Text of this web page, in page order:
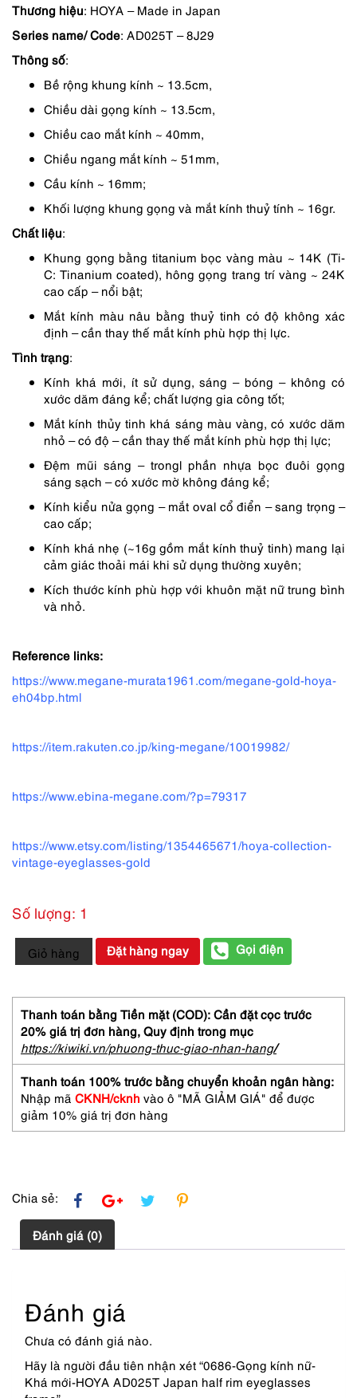
gốc
là:
hiện
tại
1,763,000 ₫.
Thương hiệu: HOYA – Made in Japan
Series name/ Code: AD025T – 8J29
Thông số:
Bề rộng khung kính ~ 13.5cm,
Chiều dài gọng kính ~ 13.5cm,
Chiều cao mắt kính ~ 40mm,
Chiều ngang mắt kính ~ 51mm,
Cầu kính ~ 16mm;
Khối lượng khung gọng và mắt kính thuỷ tính ~ 16gr.
Chất liệu:
Khung gọng bằng titanium bọc vàng màu ~ 14K (Ti-
C: Tinanium coated), hông gọng trang trí vàng ~ 24K
cao cấp – nổi bật;
Mắt kính màu nâu bằng thuỷ tinh có độ không xác
định – cần thay thế mắt kính phù hợp thị lực.
Tình trạng:
Kính khá mới, ít sử dụng, sáng – bóng – không có
xước dăm đáng kể; chất lượng gia công tốt;
Mắt kính thủy tinh khá sáng màu vàng, có xước dăm
nhỏ – có độ – cần thay thế mắt kính phù hợp thị lực;
Đệm mũi sáng – trongl phần nhựa bọc đuôi gọng
sáng sạch – có xước mờ không đáng kể;
Kính kiểu nửa gọng – mắt oval cổ điển – sang trọng –
cao cấp;
Kính khá nhẹ (~16g gồm mắt kính thuỷ tinh) mang lại
cảm giác thoải mái khi sử dụng thường xuyên;
Kích thước kính phù hợp với khuôn mặt nữ trung bình
và nhỏ.
Reference links:
https://www.megane-murata1961.com/megane-gold-hoya-
eh04bp.html
https://item.rakuten.co.jp/king-megane/10019982/
https://www.ebina-megane.com/?p=79317
https://www.etsy.com/listing/1354465671/hoya-collection-
vintage-eyeglasses-gold
Số lượng: 1
0686-
Gọng
nữ-
Khá
mới-
HOYA
AD025T
Japan
half
rim
eyeglasses
Giỏ hàng Đặt hàng ngay Gọi điện
Thanh toán bằng Tiền mặt (COD): Cần đặt cọc trước
20% giá trị đơn hàng, Quy định trong mục
https://kiwiki.vn/phuong-thuc-giao-nhan-hang/
Thanh toán 100% trước bằng chuyển khoản ngân hàng:
Nhập mã CKNH/cknh vào ô "MÃ GIẢM GIÁ" để được
giảm 10% giá trị đơn hàng
Chia sẻ:
Đánh giá (0)
Đánh giá
Chưa có đánh giá nào.
Hãy là người đầu tiên nhận xét “0686-Gọng kính nữ-
Khá mới-HOYA AD025T Japan half rim eyeglasses